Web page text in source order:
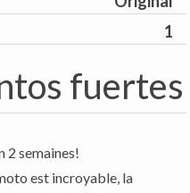
1
fuertes
2 semaines!
est incroyable, la